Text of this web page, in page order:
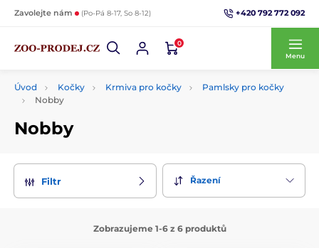
Zavolejte nám (Po-Pá 8-17, So 8-12) +420 792 772 092
0
Menu
Úvod Kočky Krmiva pro kočky
Pamlsky pro kočky
Nobby
Nobby
Filtr Řazení
Zobrazujeme 1-6 z 6 produktů